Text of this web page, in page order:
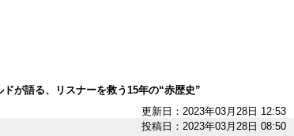
が語る、リスナーを救う15年の“赤歴史”
更新日：2023年03月28日 12:53
投稿日：2023年03月28日 08:50